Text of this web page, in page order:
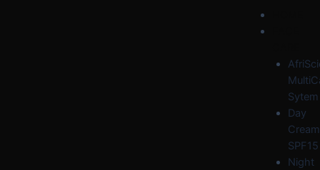
Sytem
Day
Cream
SPF15
Night
Menu